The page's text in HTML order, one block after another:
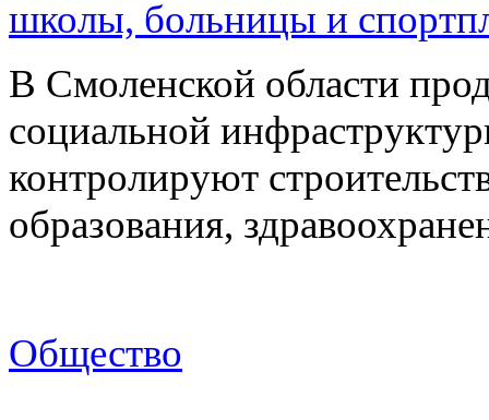
школы, больницы и
В Смоленской области
социальной
контролируют
образования,
Общество